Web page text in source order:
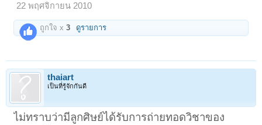
22 พฤศจิกายน 2010
ถูกใจ x3 ดูรายการ
thaiart
เป็นที่รู้จักกันดี
ไม่ทราบว่ามีลูกศิษย์ได้รับการถ่ายทอดวิชาของ